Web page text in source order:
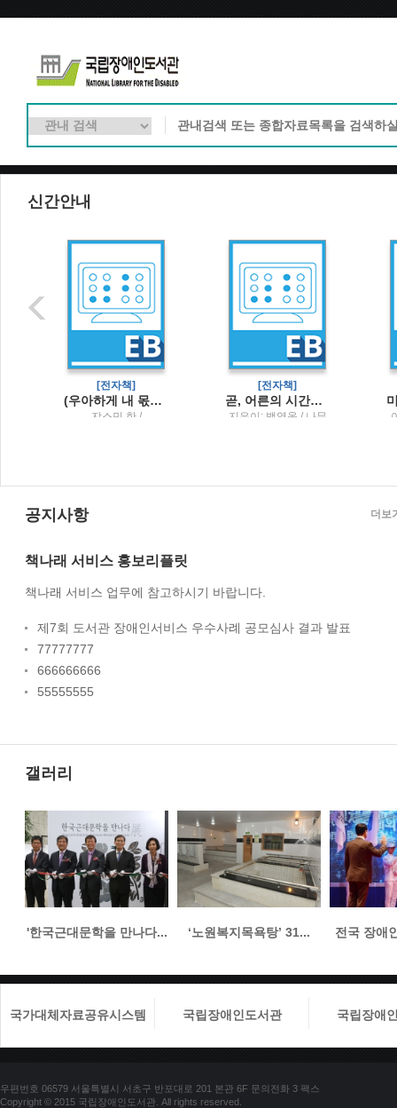
신간안내
[전자책]
(우아하게 내 몫을 챙기는) 말의 공식
쟈스민 한 /
[전자책]
곧, 어른의 시간이 시작된다백영옥 산문집
지은이: 백영옥 / 나무
공지사항
책나래 서비스 홍보리플릿
책나래 서비스 업무에 참고하시기 바랍니다.
제7회 도서관 장애인서비스 우수사례 공모심사 결과 발표
77777777
666666666
55555555
더보
갤러리
'한국근대문학을 만나다... ‘노원복지목욕탕’ 31... 전국 장애
국가대체자료공유시스템 국립장애인도서관 국립장애
우편번호 06579 서울특별시 서초구 반포대로 201 본관 6F 문의전화 3 팩스
Copyright © 2015 국립장애인도서관. All rights reserved.